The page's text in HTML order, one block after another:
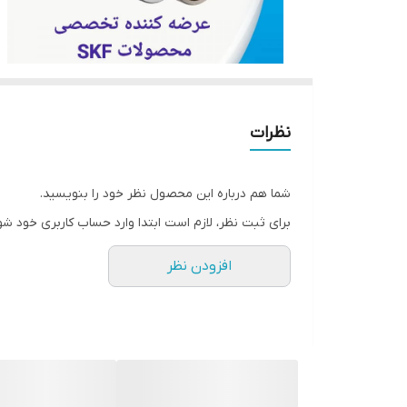
نظرات
شما هم درباره این محصول نظر خود را بنویسید.
برای ثبت نظر، لازم است ابتدا وارد حساب کاربری خود
افزودن نظر